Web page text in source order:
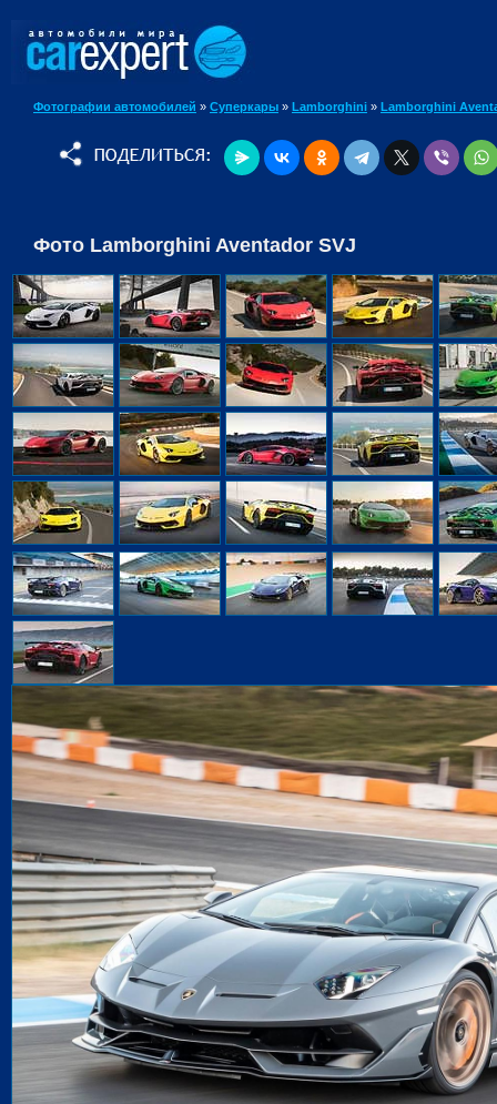
Фотографии автомобилей » Суперкары » Lamborghini » Lamborghini
Фото Lamborghini Aventador SVJ